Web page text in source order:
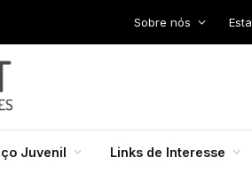
Sobre nós
Juvenil Links de Interesse